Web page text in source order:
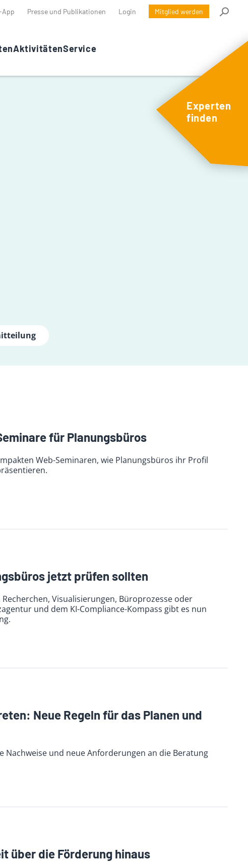
App Presse und Publikationen Login Mitglied werden
AktivitätenService
Experten
finden
für Planungsbüros
Web-Seminaren, wie Planungsbüros ihr Profil
jetzt prüfen sollten
Visualisierungen, Büroprozesse oder
und dem KI-Compliance-Kompass gibt es nun
Neue Regeln für das Planen und
Nachweise und neue Anforderungen an die Beratung
über die Förderung hinaus